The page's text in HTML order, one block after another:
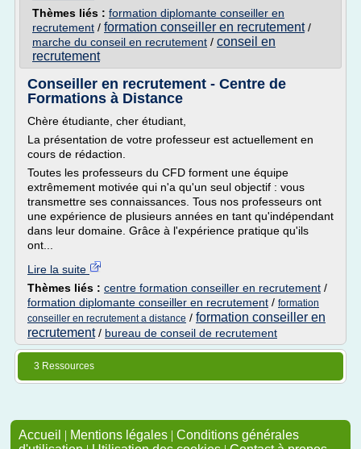
Thèmes liés : formation diplomante conseiller en
recrutement / formation conseiller en recrutement/
marche du conseil en recrutement / conseil en
recrutement
Conseiller en recrutement - Centre de
Formations à Distance
Chère étudiante, cher étudiant,
La présentation de votre professeur est actuellement en
cours de rédaction.
Toutes les professeurs du CFD forment une équipe
extrêmement motivée qui n'a qu'un seul objectif : vous
transmettre ses connaissances. Tous nos professeurs ont
une expérience de plusieurs années en tant qu'indépendant
dans leur domaine. Grâce à l'expérience pratique qu'ils
ont...
Lire la suite
Thèmes liés : centre formation conseiller en recrutement /
formation diplomante conseiller en recrutement / formation
conseiller en recrutement a distance / formation conseiller en
recrutement/ bureau de conseil de recrutement
3 Ressources
Accueil | Mentions légales | Conditions générales